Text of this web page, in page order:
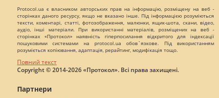
Protocol.ua є власником авторських прав на інформацію, розміщену на веб -
сторінках даного ресурсу, якщо не вказано інше. Під інформацією розуміються
тексти, коментарі, статті, фотозображення, малюнки, ящик-шота, скани, відео,
аудіо, інші матеріали. При використанні матеріалів, розміщених на веб -
сторінках «Протокол» наявність гіперпосилання відкритого для індексації
пошуковими системами на protocol.ua обов`язкове. Під використанням
розуміється копіювання, адаптація, рерайтинг, модифікація тощо.
Повний текст
Copyright © 2014-2026 «Протокол». Всі права захищені.
Партнери